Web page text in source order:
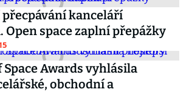
kanceláří
Open space zaplní přepážky
Awards vyhlásila
obchodní a